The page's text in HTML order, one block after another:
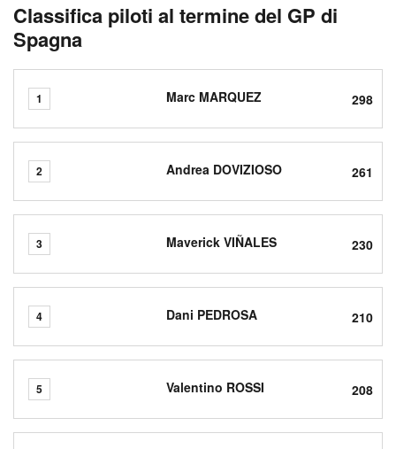
Classifica piloti al termine del GP di
Spagna
1 Marc MARQUEZ 298
2 Andrea DOVIZIOSO 261
3 Maverick VIÑALES 230
4 Dani PEDROSA 210
5 Valentino ROSSI 208